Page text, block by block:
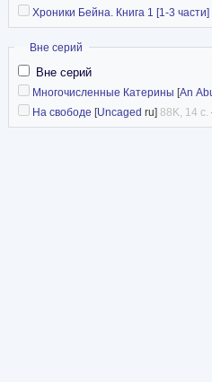
Хроники Бейна. Книга 1 [1-3 части]
Скрыть
Вне серий
Вне серий
Многочисленные Катерины [An
На свободе [Uncaged ru] 88K, 14 с.